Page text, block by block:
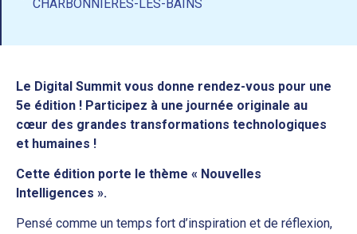
CHARBONNIÈRES-LES-BAINS
Le Digital Summit vous donne rendez-vous pour une
5e édition ! Participez à une journée originale au
cœur des grandes transformations technologiques
et humaines !
Cette édition porte le thème « Nouvelles
Intelligences ».
Pensé comme un temps fort d’inspiration et de réflexion,